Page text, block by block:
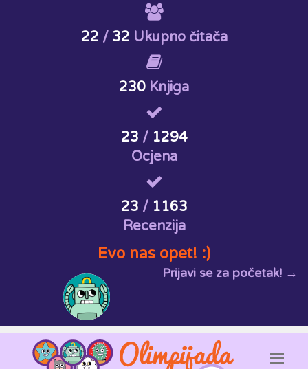
22 / 32 Ukupno čitača
230 Knjiga
23 / 1294
Ocjena
23 / 1163
Recenzija
Evo nas opet! :)
Prijavi se za početak! →